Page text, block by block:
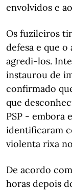
envolvidos e
Os fuzileiros
defesa e que
agredi-los.
instaurou de
confirmado
que
PSP - embora
identificaram
violenta rixa
De acordo
horas depois